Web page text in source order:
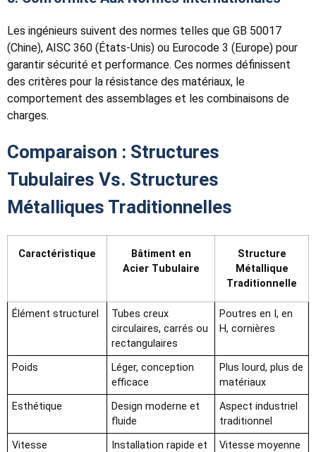
Les ingénieurs suivent des normes telles que GB 50017
(Chine), AISC 360 (États-Unis) ou Eurocode 3 (Europe) pour
garantir sécurité et performance. Ces normes définissent
des critères pour la résistance des matériaux, le
comportement des assemblages et les combinaisons de
charges.
Comparaison : Structures
Tubulaires Vs. Structures
Métalliques Traditionnelles
Caractéristique
Bâtiment en
Acier Tubulaire
Structure
Métallique
Traditionnelle
Élément structurel
Tubes creux
circulaires, carrés ou
rectangulaires
Poutres en I, en
H, cornières
Poids
Léger, conception
efficace
Plus lourd, plus de
matériaux
Esthétique
Design moderne et
fluide
Aspect industriel
traditionnel
Vitesse
Installation rapide et
Vitesse moyenne